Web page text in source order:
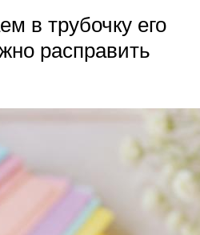
в трубочку его
расправить